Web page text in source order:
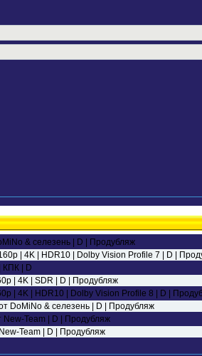
& селезень | D | Продубляж
| 4K | HDR10 | Dolby Vision Profile 7 | D |
КПК | D
| 4K | SDR | D | Продубляж
| 4K | HDR10 | Dolby Vision Profile 8 | D |
DoMiNo & селезень | D | Продубляж
New-Team | D | Продубляж
Team | D | Продубляж